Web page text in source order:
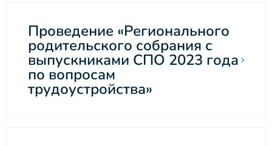
Проведение «Регионального
родительского собрания с
выпускниками СПО 2023 года
по вопросам
трудоустройства»